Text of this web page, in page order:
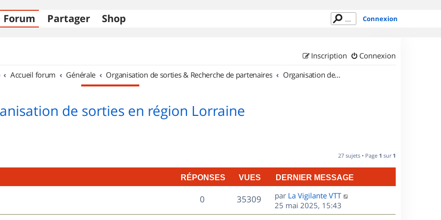
Forum Partager Shop Connexion
Connexion
Inscription
Accueil forum Générale Organisation de sorties & Recherche de partenaires Organisation de sorties en région Lorraine
de sorties en région Lorraine
27 sujets • Page 1 sur 1
RÉPONSES VUES DERNIER MESSAGE
0R
é
35309V
u
D
e
r
par La Vigilante VTT
25 mai 2025, 15:43